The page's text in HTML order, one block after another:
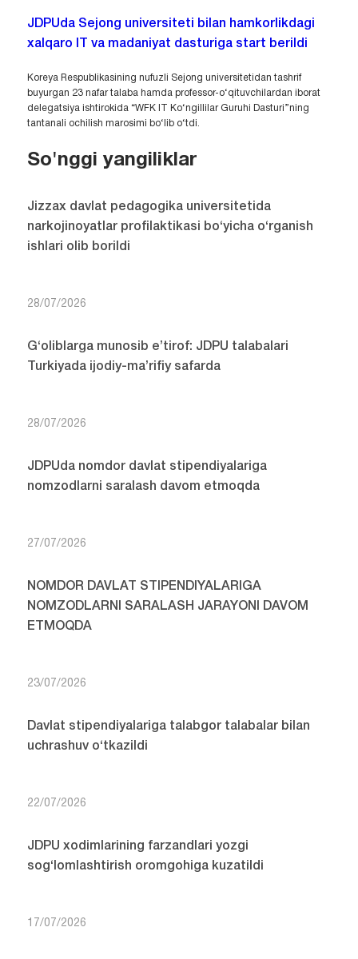
JDPUda Sejong universiteti bilan hamkorlikdagi
xalqaro IT va madaniyat dasturiga start berildi
Koreya Respublikasining nufuzli Sejong universitetidan tashrif
buyurgan 23 nafar talaba hamda professor-o‘qituvchilardan iborat
delegatsiya ishtirokida “WFK IT Ko‘ngillilar Guruhi Dasturi”ning
tantanali ochilish marosimi bo‘lib o‘tdi.
So'nggi yangiliklar
Jizzax davlat pedagogika universitetida
narkojinoyatlar profilaktikasi bo‘yicha o‘rganish
ishlari olib borildi
28/07/2026
G‘oliblarga munosib e’tirof: JDPU talabalari
Turkiyada ijodiy-ma’rifiy safarda
28/07/2026
JDPUda nomdor davlat stipendiyalariga
nomzodlarni saralash davom etmoqda
27/07/2026
NOMDOR DAVLAT STIPENDIYALARIGA
NOMZODLARNI SARALASH JARAYONI DAVOM
ETMOQDA
23/07/2026
Davlat stipendiyalariga talabgor talabalar bilan
uchrashuv o‘tkazildi
22/07/2026
JDPU xodimlarining farzandlari yozgi
sog‘lomlashtirish oromgohiga kuzatildi
17/07/2026